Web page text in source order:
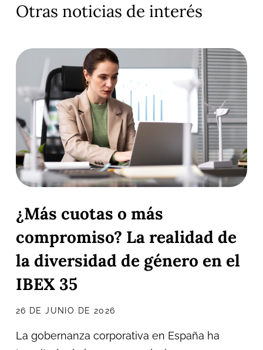
Otras noticias de interés
¿Más cuotas o más
compromiso? La realidad de
la diversidad de género en el
IBEX 35
26 DE JUNIO DE 2026
La gobernanza corporativa en España ha